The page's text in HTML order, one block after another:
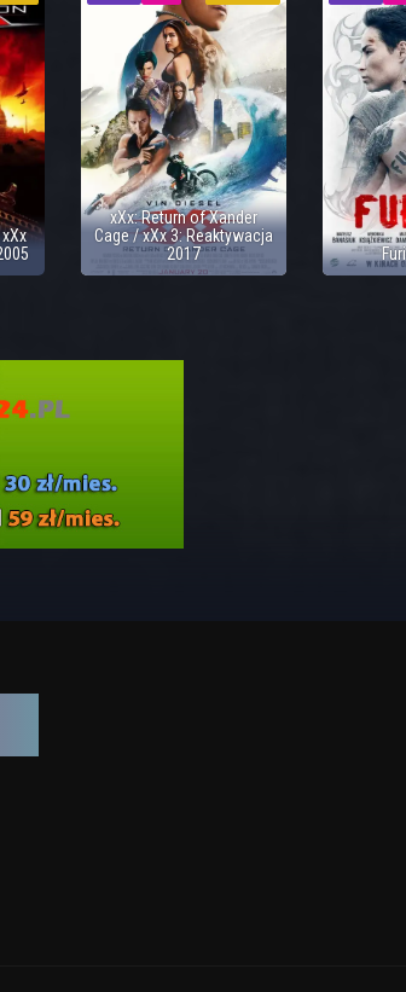
xXx: Return of Xander
Cage / xXx 3: Reaktywacja
2017